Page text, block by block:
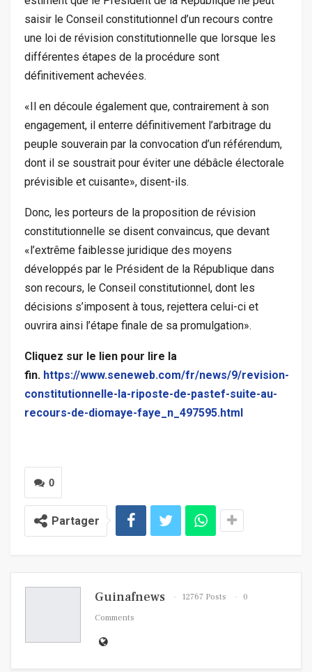
saisir le Conseil constitutionnel d’un recours contre
une loi de révision constitutionnelle que lorsque les
différentes étapes de la procédure sont
définitivement achevées.
«Il en découle également que, contrairement à son
engagement, il enterre définitivement l’arbitrage du
peuple souverain par la convocation d’un référendum,
dont il se soustrait pour éviter une débâcle électorale
prévisible et cuisante», disent-ils.
Donc, les porteurs de la proposition de révision
constitutionnelle se disent convaincus, que devant
«l’extrême faiblesse juridique des moyens
développés par le Président de la République dans
son recours, le Conseil constitutionnel, dont les
décisions s’imposent à tous, rejettera celui-ci et
ouvrira ainsi l’étape finale de sa promulgation».
Cliquez sur le lien pour lire la
fin. https://www.seneweb.com/fr/news/9/revision-
constitutionnelle-la-riposte-de-pastef-suite-au-
recours-de-diomaye-faye_n_497595.html
0
Partager
Guinafnews 12767 Posts
0
Comments